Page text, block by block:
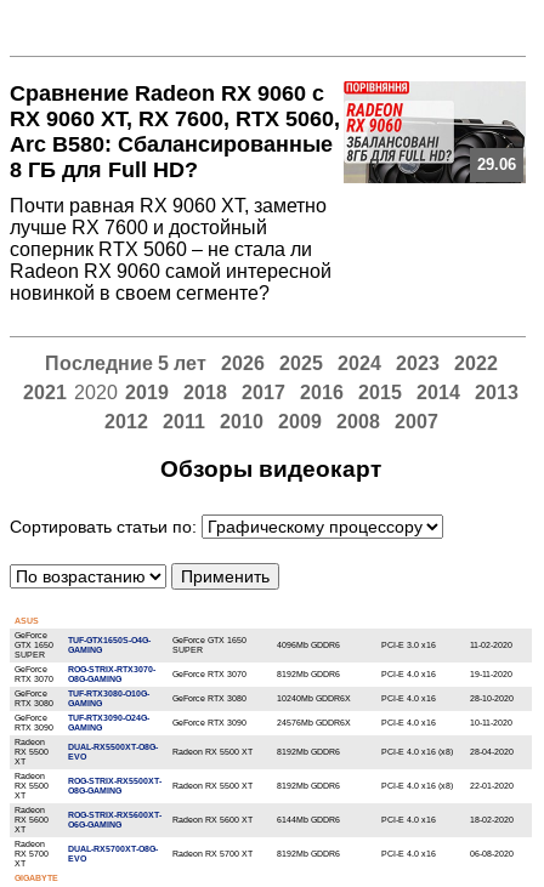
Сравнение Radeon RX 9060 с
RX 9060 XT, RX 7600, RTX 5060,
Arc B580: Сбалансированные
8 ГБ для Full HD?
Почти равная RX 9060 XT, заметно
лучше RX 7600 и достойный
соперник RTX 5060 – не стала ли
Radeon RX 9060 самой интересной
новинкой в своем сегменте?
29.06
Последние 5 лет 2026 2025 2024 2023
2022
2021 2020 2019 2018 2017 2016 2015 2014
2013
2012
2011 2010 2009 2008 2007
Обзоры видеокарт
Сортировать статьи по:
ASUS
GeForce
GTX 1650
SUPER
TUF-GTX1650S-O4G-
GAMING
GeForce GTX 1650
SUPER
4096Mb GDDR6 PCI-E 3.0 x16 11-02-2020
GeForce
RTX 3070
ROG-STRIX-RTX3070-
O8G-GAMING
GeForce RTX 3070 8192Mb GDDR6 PCI-E 4.0 x16
19-11-2020
GeForce
RTX 3080
TUF-RTX3080-O10G-
GAMING
GeForce RTX 3080 10240Mb GDDR6X PCI-E 4.0 x16
28-10-2020
GeForce
RTX 3090
TUF-RTX3090-O24G-
GAMING
GeForce RTX 3090 24576Mb GDDR6X PCI-E 4.0 x16
10-11-2020
Radeon
RX 5500
XT
DUAL-RX5500XT-O8G-
EVO
Radeon RX 5500 XT 8192Mb GDDR6 PCI-E 4.0 x16 (х8) 28-04-2020
Radeon
RX 5500
XT
ROG-STRIX-RX5500XT-
O8G-GAMING
Radeon RX 5500 XT 8192Mb GDDR6 PCI-E 4.0 x16 (х8) 22-01-2020
Radeon
RX 5600
XT
ROG-STRIX-RX5600XT-
O6G-GAMING
Radeon RX 5600 XT 6144Mb GDDR6 PCI-E 4.0 x16 18-02-2020
Radeon
RX 5700
XT
DUAL-RX5700XT-O8G-
EVO
Radeon RX 5700 XT 8192Mb GDDR6 PCI-E 4.0 x16 06-08-2020
GIGABYTE